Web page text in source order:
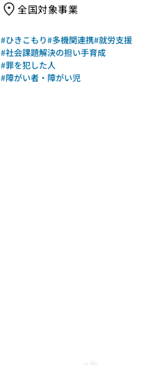
全国対象事業
#ひきこもり#多機関連携#就労支援
#社会課題解決の担い手育成
#罪を犯した人
#障がい者・障がい児